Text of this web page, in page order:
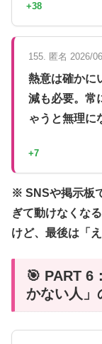
+38
155. 匿名 2026/
熱意は確かに
減も必要。常
ゃうと無理に
+7
※ SNSや掲示板
ぎて動けなくな
けど、最後は「
🎯 PART 6
かない人」